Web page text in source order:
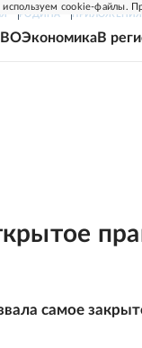
cookie-файлы.
РОДИНА ПРИЛОЖЕНИЯ
ЭкономикаВ
самое